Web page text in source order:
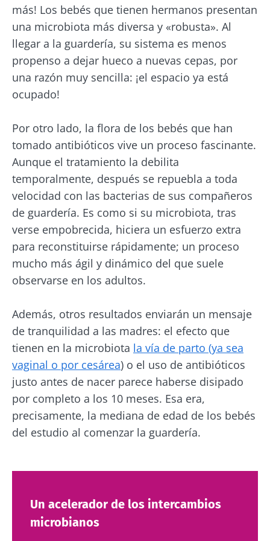
más! Los bebés que tienen hermanos presentan
una microbiota más diversa y «robusta». Al
llegar a la guardería, su sistema es menos
propenso a dejar hueco a nuevas cepas, por
una razón muy sencilla: ¡el espacio ya está
ocupado!
Por otro lado, la flora de los bebés que han
tomado antibióticos vive un proceso fascinante.
Aunque el tratamiento la debilita
temporalmente, después se repuebla a toda
velocidad con las bacterias de sus compañeros
de guardería. Es como si su microbiota, tras
verse empobrecida, hiciera un esfuerzo extra
para reconstituirse rápidamente; un proceso
mucho más ágil y dinámico del que suele
observarse en los adultos.
Además, otros resultados enviarán un mensaje
de tranquilidad a las madres: el efecto que
tienen en la microbiota la vía de parto (ya sea
vaginal o por cesárea) o el uso de antibióticos
justo antes de nacer parece haberse disipado
por completo a los 10 meses. Esa era,
precisamente, la mediana de edad de los bebés
del estudio al comenzar la guardería.
Un acelerador de los intercambios
microbianos
Redirección
Está a punto de ser redirigido y de dejar
Ser redirigido
Quedarse en el sitio web del Biocodex Microbiota
Institute
Mantenerse informado
Únase a la comunidad de la microbiota y
reciba una vez al mes "The Essential" que le
permitirá mantenerse informado sobre la
microbiota
Me gustaría registrarme para recibir más
noticias de Biocodex
He leído y acepto lascondiciones generales
de uso y lapolítica de protección de datos
Biocodex Microbiota Institute
* Campo obligatorio
¡No se vaya tan rápido!
Únase a la comunidad de la microbiota y
reciba una vez al mes "The Essential" que le
permitirá mantenerse informado sobre la
Me gustaría registrarme para recibir más
noticias de Biocodex
He leído y acepto lascondiciones generales
de uso y la política de protección de datos
Biocodex Microbiota Institute
* Campo obligatorio
BMI 20-35
Descubrir
El kéfir: ¿un
aliado natural
burbujeante,
ácido y
rebosante de
microorganismos
Los yogures, los
grandes aliados de
tu microbiota
de la preferencia